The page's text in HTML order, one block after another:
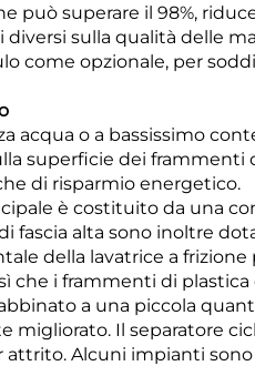
può superare il 98%,
diversi sulla qualità delle
come opzionale, per
acqua o a bassissimo
superficie dei
di risparmio energetico.
è costituito da una
fascia alta sono inoltre
della lavatrice a
che i frammenti di
a una piccola
migliorato. Il separatore
Alcuni impianti